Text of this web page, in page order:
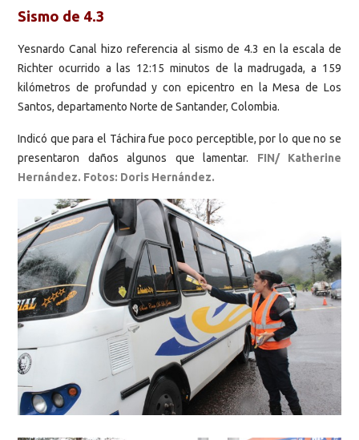
Sismo de 4.3
Yesnardo Canal hizo referencia al sismo de 4.3 en la escala de
Richter ocurrido a las 12:15 minutos de la madrugada, a 159
kilómetros de profundad y con epicentro en la Mesa de Los
Santos, departamento Norte de Santander, Colombia.
Indicó que para el Táchira fue poco perceptible, por lo que no se
presentaron daños algunos que lamentar. FIN/ Katherine
Hernández. Fotos: Doris Hernández.